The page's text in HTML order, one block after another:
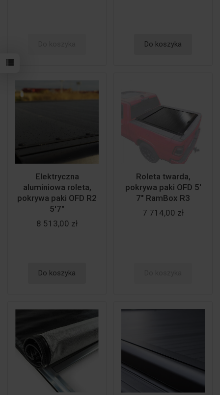
Do koszyka
Elektryczna
aluminiowa roleta,
pokrywa paki OFD R2
5'7"
8 513,00 zł
Do koszyka
Roleta twarda,
pokrywa paki OFD 5'
7" RamBox R3
7 714,00 zł